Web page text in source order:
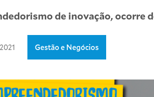
de inovação, ocorre
Gestão e Negócios